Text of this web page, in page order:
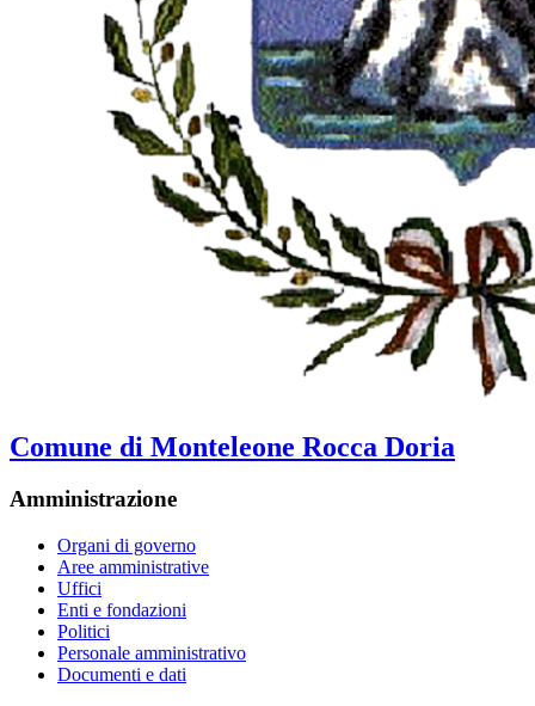
Comune di Monteleone Rocca Doria
Amministrazione
Organi di governo
Aree amministrative
Uffici
Enti e fondazioni
Politici
Personale amministrativo
Documenti e dati